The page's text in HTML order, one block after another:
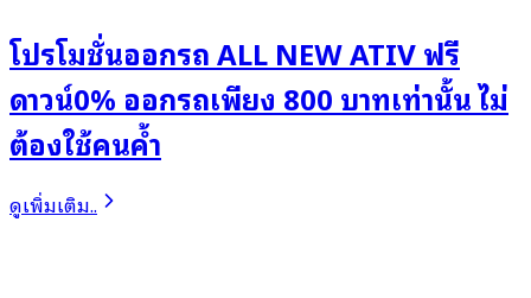
โปรโมชั่นออกรถ ALL NEW ATIV ฟรี
ดาวน์0% ออกรถเพียง 800 บาทเท่านั้น ไม่
ต้องใช้คนค้ำ
ดูเพิ่มเติม..